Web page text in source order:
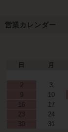
営業カレンダー
日
月
2
3
9
10
16
17
23
24
30
31